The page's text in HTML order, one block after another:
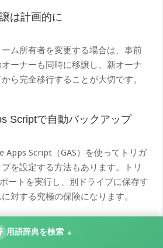
は計画的に
ム所有者を変更する場合は、事前
ーナーも同時に移譲し、新オーナ
ら完全移行することが大切です。
Scriptで自動バックアップ
Apps Script（GAS）を使ってトリガ
を設定する方法もあります。トリ
ートを実行し、別ドライブに保存す
対する究極の保険になります。
有のトラブルと対処
用語辞典を検索 ▲